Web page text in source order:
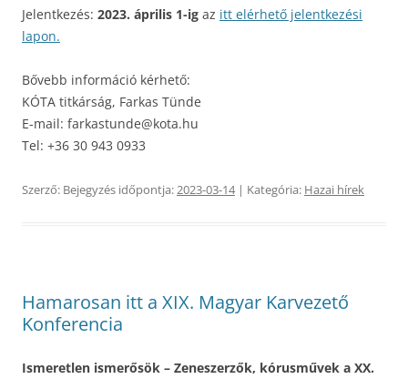
Jelentkezés: 2023. április 1-ig az itt elérhető jelentkezési
lapon.
Bővebb információ kérhető:
KÓTA titkárság, Farkas Tünde
E-mail: farkastunde@kota.hu
Tel: +36 30 943 0933
Szerző: Bejegyzés időpontja:2023-03-14| Kategória: Hazai hírek
Hamarosan itt a XIX. Magyar Karvezető
Konferencia
Ismeretlen ismerősök – Zeneszerzők, kórusművek a XX.